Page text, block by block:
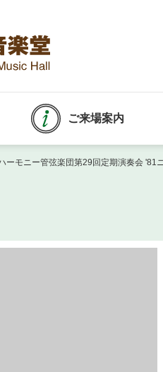
ご来場案内
ーモニー管弦楽団第29回定期演奏会 '81